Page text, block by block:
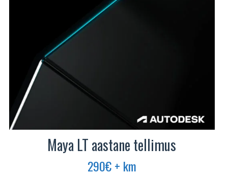
Maya LT aastane tellimus
290€+ km